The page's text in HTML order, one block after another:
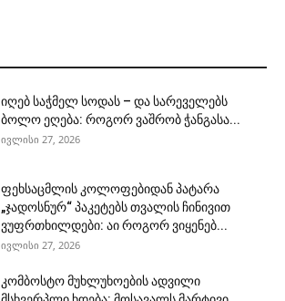
იღებ საჭმელ სოდას – და სარეველებს
ბოლო ეღება: როგორ ვაშრობ ჭანგასა...
ივლისი 27, 2026
ფეხსაცმლის კოლოფებიდან პატარა
„ჯადოსნურ“ პაკეტებს თვალის ჩინივით
ვუფრთხილდები: აი როგორ ვიყენებ...
ივლისი 27, 2026
კომბოსტო მუხლუხოების ადვილი